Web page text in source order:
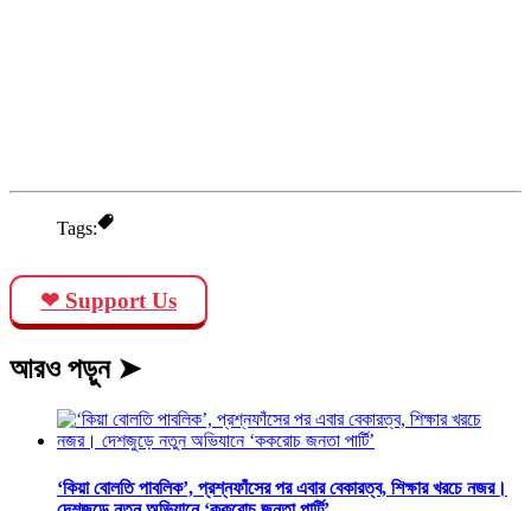
Tags:
❤ Support Us
আরও পড়ুন ➤
‘কিয়া বোলতি পাবলিক’, প্রশ্নফাঁসের পর এবার বেকারত্ব, শিক্ষার খরচে নজর।